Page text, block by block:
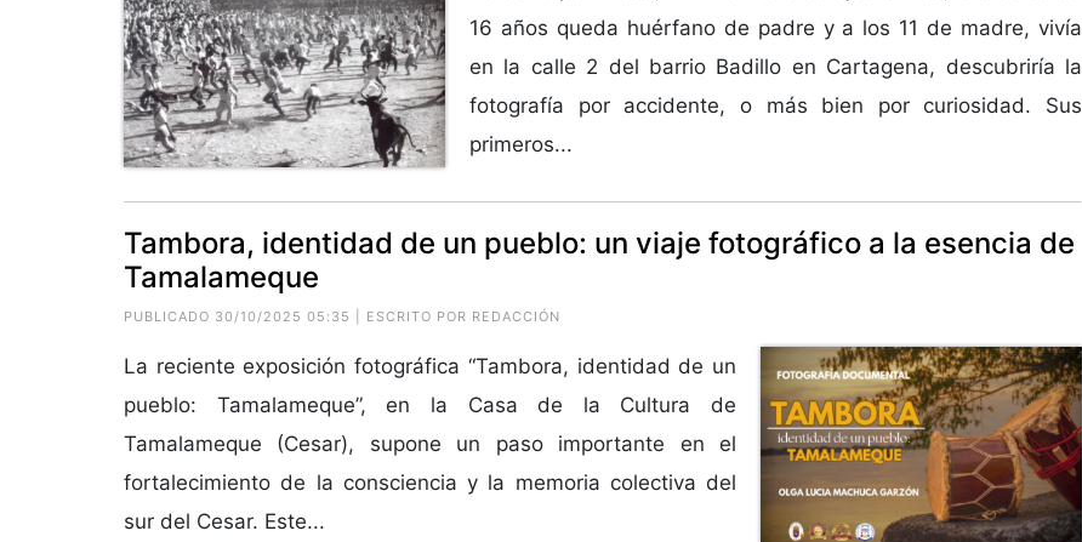
16 años queda huérfano de padre y a los 11 de madre, vivía
en la calle 2 del barrio Badillo en Cartagena, descubriría la
fotografía por accidente, o más bien por curiosidad. Sus
primeros...
Tambora, identidad de un pueblo: un viaje fotográfico a la esencia de
Tamalameque
PUBLICADO 30/10/2025 05:35 | ESCRITO POR REDACCIÓN
La reciente exposición fotográfica “Tambora, identidad de un
pueblo: Tamalameque”, en la Casa de la Cultura de
Tamalameque (Cesar), supone un paso importante en el
fortalecimiento de la consciencia y la memoria colectiva del
sur del Cesar. Este...